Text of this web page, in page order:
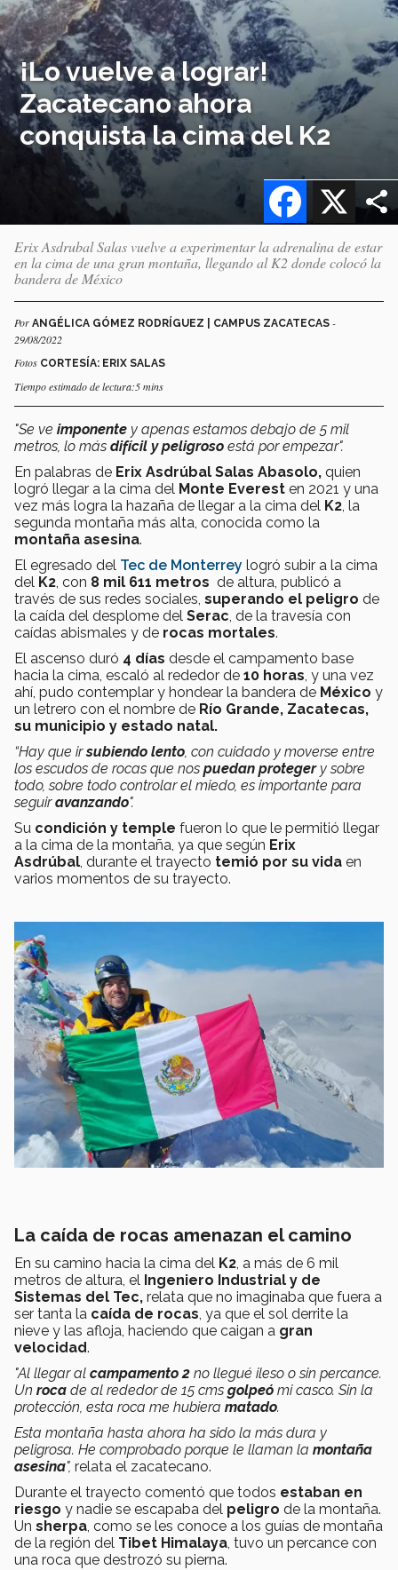
¡Lo vuelve a lograr!
Zacatecano ahora
conquista la cima del K2
X
Facebook
Erix Asdrubal Salas vuelve a experimentar la adrenalina de estar
en la cima de una gran montaña, llegando al K2 donde colocó la
bandera de México
Por ANGÉLICA GÓMEZ RODRÍGUEZ | CAMPUS ZACATECAS -
29/08/2022
Fotos CORTESÍA: ERIX SALAS
Tiempo estimado de lectura:5 mins
"Se ve imponente y apenas estamos debajo de 5 mil
metros, lo más difícil y peligroso está por empezar".
En palabras de Erix Asdrúbal Salas Abasolo, quien
logró llegar a la cima del Monte Everest en 2021 y una
vez más logra la hazaña de llegar a la cima del K2 , la
segunda montaña más alta, conocida como la
montaña asesina.
El egresado del Tec de Monterrey logró subir a la cima
del K2 , con 8 mil 611 metros de altura, publicó a
través de sus redes sociales, superando el peligro de
la caída del desplome del Serac , de la travesía con
caídas abismales y de rocas mortales.
El ascenso duró 4 días desde el campamento base
hacia la cima, escaló al rededor de 10 horas , y una vez
ahí, pudo contemplar y hondear la bandera de México y
un letrero con el nombre de Río Grande, Zacatecas,
su municipio y estado natal.
“Hay que irsubiendo lento , con cuidado y moverse entre
los escudos de rocas que nos puedan protegery sobre
todo, sobre todo controlar el miedo, es importante para
seguiravanzando".
Su condición y temple fueron lo que le permitió llegar
a la cima de la montaña, ya que según Erix
Asdrúbal , durante el trayecto temió por su vida en
varios momentos de su trayecto.
La caída de rocas amenazan el camino
En su camino hacia la cima del K2, a más de 6 mil
metros de altura, el Ingeniero Industrial y de
Sistemas del Tec, relata que no imaginaba que fuera a
ser tanta la caída de rocas, ya que el sol derrite la
nieve y las afloja, haciendo que caigan a gran
velocidad.
"Al llegar al campamento 2 no llegué ileso o sin percance.
Un roca de al rededor de 15 cms golpeó mi casco. Sin la
protección, esta roca me hubiera matado.
Esta montaña hasta ahora ha sido la más dura y
peligrosa. He comprobado porque le llaman la montaña
asesina", relata el zacatecano.
Durante el trayecto comentó que todos estaban en
riesgo y nadie se escapaba del peligro de la montaña.
Un sherpa, como se les conoce a los guías de montaña
de la región del Tibet Himalaya, tuvo un percance con
una roca que destrozó su pierna.